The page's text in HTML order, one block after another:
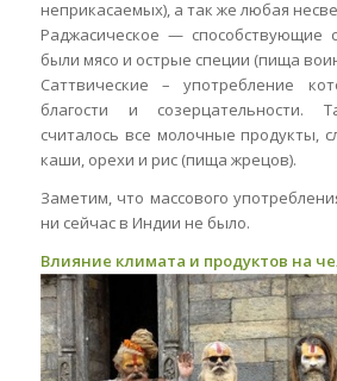
неприкасаемых), а так же любая
Раджасическое — способствующие
были мясо и острые специи (пища
Саттвические – употребление
благости и созерцательности.
считалось все молочные продукты,
каши, орехи и рис (пища жрецов).
Заметим, что массового
ни сейчас в Индии не было.
Влияние климата и продуктов на